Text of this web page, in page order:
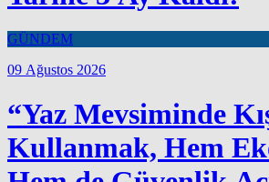
GÜNDEM
09 Ağustos 2026
“Yaz Mevsiminde
Kullanmak, Hem